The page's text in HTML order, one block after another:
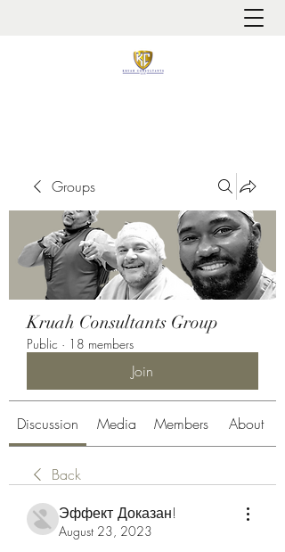
Groups
Kruah Consultants Group
Public · 18 members
Join
Discussion Media Members About
Back
Эффект Доказан!
August 23, 2023